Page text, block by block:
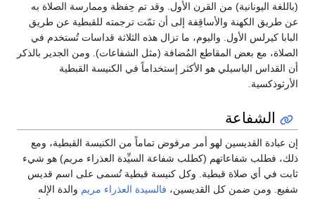
(باللغة اليونانية) من القرن الأول. وقد تم حِفظة وممارسة الصلاة به
عن طريق الكهنة والأساقِفة إلى أن تمّت ترجمته للقبطية عن طريق
البابا كيرلس الأول. واليوم، ما تزال هذه الثلاثة قداسات تُستخدم في
الصلاة، مع بعض المقاطع المُضافة (مثل الشفاعات). ومن الجدير بالذكر
أن القداس الباسيلي هو الأكثر إستخداماً في الكنيسة القبطية
الأرثوذكسية.
الشفاعة
إن عبادة القديسين لهو أمر مرفوض تماماً من الكنيسة القبطية، ومع
ذلك، فطلب شفاعاتهم (كطلب شفاعة السيِّدة العذراء مريم) هو شيء
ثابت في أي صلاة قبطية. وكل كنيسة قبطية تُسمى على اسم قديس
شفيع. ومن ضمن كل القديسين، فالسيدة العذراء مريم والدة الإله